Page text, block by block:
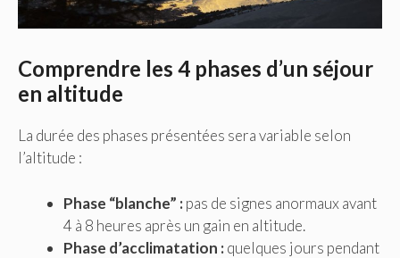
Comprendre les 4 phases d’un séjour
en altitude
La durée des phases présentées sera variable selon
l’altitude :
Phase “blanche” :pas de signes anormaux avant
4 à 8 heures après un gain en altitude.
Phase d’acclimatation :quelques jours pendant